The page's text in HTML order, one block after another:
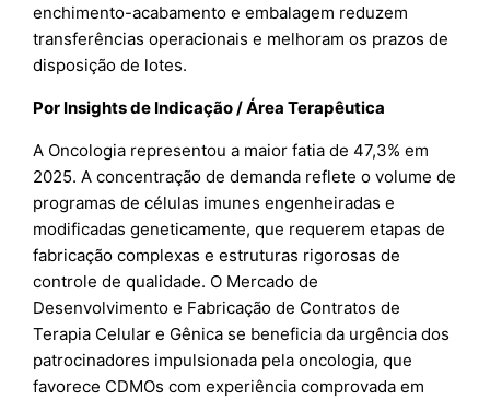
enchimento-acabamento e embalagem reduzem
transferências operacionais e melhoram os prazos de
disposição de lotes.
Por Insights de Indicação / Área Terapêutica
A Oncologia representou a maior fatia de 47,3% em
2025. A concentração de demanda reflete o volume de
programas de células imunes engenheiradas e
modificadas geneticamente, que requerem etapas de
fabricação complexas e estruturas rigorosas de
controle de qualidade. O Mercado de
Desenvolvimento e Fabricação de Contratos de
Terapia Celular e Gênica se beneficia da urgência dos
patrocinadores impulsionada pela oncologia, que
favorece CDMOs com experiência comprovada em